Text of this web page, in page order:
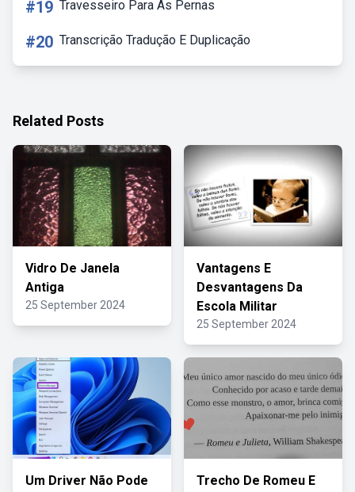
#19 Travesseiro Para As Pernas
#20 Transcrição Tradução E Duplicação
Related Posts
Vidro De Janela
Antiga
25 September 2024
Vantagens E
Desvantagens Da
Escola Militar
25 September 2024
Um Driver Não Pode Trecho De Romeu E